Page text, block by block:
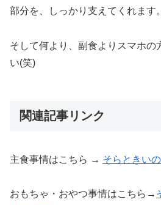
部分を、しっかり支えてくれます。
そして何より、副食よりスマホの
い(笑)
関連記事リンク
主食事情はこちら → そらときい
おもちゃ・おやつ事情はこちら→